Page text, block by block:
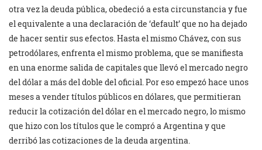
otra vez la deuda pública, obedeció a esta circunstancia y fue
el equivalente a una declaración de ‘default’ que no ha dejado
de hacer sentir sus efectos. Hasta el mismo Chávez, con sus
petrodólares, enfrenta el mismo problema, que se manifiesta
en una enorme salida de capitales que llevó el mercado negro
del dólar a más del doble del oficial. Por eso empezó hace unos
meses a vender títulos públicos en dólares, que permitieran
reducir la cotización del dólar en el mercado negro, lo mismo
que hizo con los títulos que le compró a Argentina y que
derribó las cotizaciones de la deuda argentina.